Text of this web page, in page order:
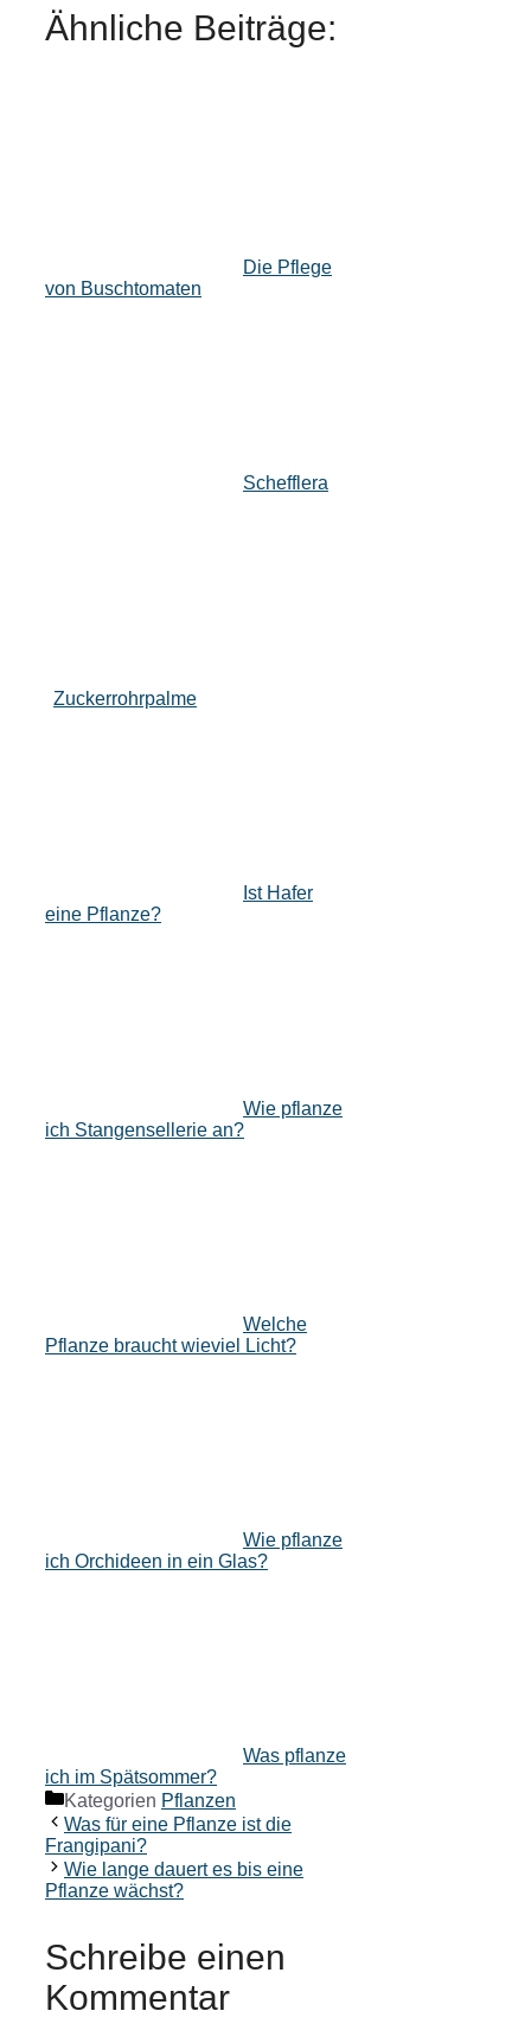
Ähnliche Beiträge:
Die Pflege
von Buschtomaten
Schefflera
Zuckerrohrpalme
Ist Hafer
eine Pflanze?
Wie pflanze
ich Stangensellerie an?
Welche
Pflanze braucht wieviel Licht?
Wie pflanze
ich Orchideen in ein Glas?
Was pflanze
ich im Spätsommer?
Kategorien Pflanzen
Was für eine Pflanze ist die
Frangipani?
Wie lange dauert es bis eine
Pflanze wächst?
Schreibe einen
Kommentar